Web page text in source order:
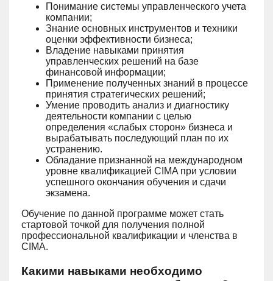
Понимание системы управленческого учета
компании;
Знание основных инструментов и техники
оценки эффективности бизнеса;
Владение навыками принятия
управленческих решений на базе
финансовой информации;
Применение полученных знаний в процессе
принятия стратегических решений;
Умение проводить анализ и диагностику
деятельности компании с целью
определения «слабых сторон» бизнеса и
вырабатывать последующий план по их
устранению.
Обладание признанной на международном
уровне квалификацией CIMA при условии
успешного окончания обучения и сдачи
экзамена.
Обучение по данной программе может стать
стартовой точкой для получения полной
профессиональной квалификации и членства в
CIMA.
Какими навыками необходимо